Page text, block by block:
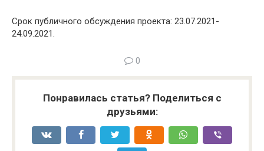
Срок публичного обсуждения проекта: 23.07.2021-
24.09.2021.
0
Понравилась статья? Поделиться с
друзьями: